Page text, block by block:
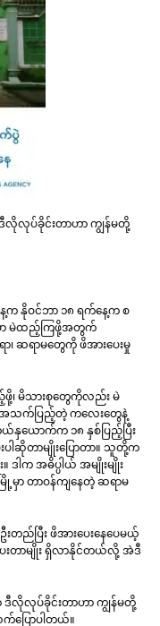
လိုလုပ်ခိုင်းတာဟာ ကျွန်မတို့
ေ့က နိုဝင်ဘာ ၁၈ ရက်နေ့က စ
မှာ မဲထည့်ကြဖို့အတွက်
ာ၊ ဆရာမတွေကို ဖိအားပေးမှု
ဖို့၊ မိသားစုတွေကိုလည်း မဲ
။ အသက်ပြည့်တဲ့ ကလေးတွေနဲ့
ယောက်က ၁၈ နှစ်ပြည့်ပြီး
ဆိုတာမျိုးပြောတာ။ သူတို့က
ါက အဓိပ္ပါယ် အမျိုးမျိုး
မှာ တာဝန်ကျနေတဲ့ ဆရာမ
းတည်ပြီး ဖိအားပေးနေပေမယ့်
းတာမျိုး ရှိလာနိုင်တယ်လို့ အဲဒီ
ဒီလိုလုပ်ခိုင်းတာဟာ ကျွန်မတို့
ြောပါတယ်။